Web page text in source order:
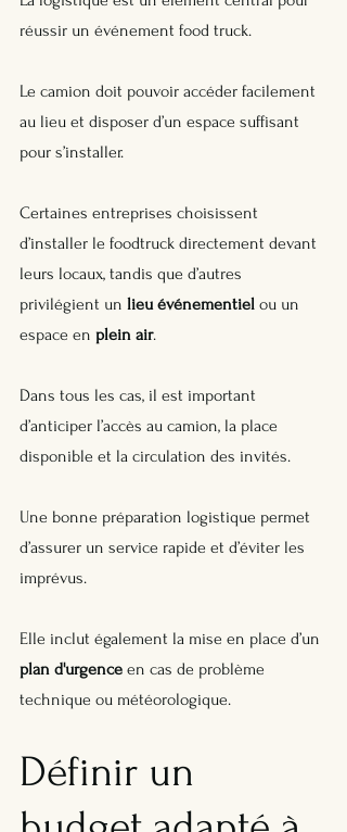
réussir un événement food truck.
Le camion doit pouvoir accéder facilement
au lieu et disposer d’un espace suffisant
pour s’installer.
Certaines entreprises choisissent
d’installer le foodtruck directement devant
leurs locaux, tandis que d’autres
privilégient un lieu événementiel ou un
espace en plein air.
Dans tous les cas, il est important
d’anticiper l’accès au camion, la place
disponible et la circulation des invités.
Une bonne préparation logistique permet
d’assurer un service rapide et d’éviter les
imprévus.
Elle inclut également la mise en place d’un
plan d'urgence en cas de problème
technique ou météorologique.
Définir un